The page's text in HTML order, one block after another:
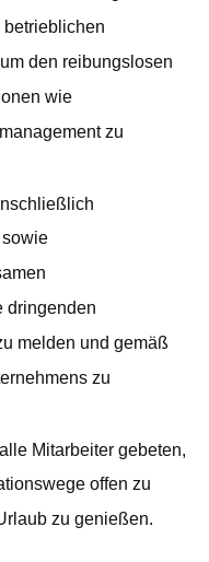
den reibungslosen
wie
zu
dringenden
melden und gemäß
zu
Mitarbeiter gebeten,
offen zu
zu genießen.